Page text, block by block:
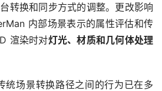
转换和同步方式的调整。更改影响
内部场景表示的属性评估和传
渲染时对灯光、材质和几何体处理
统场景转换路径之间的行为已在多